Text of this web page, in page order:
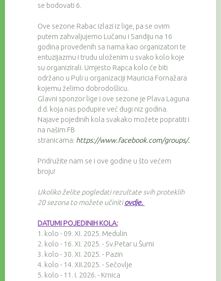
se bodovati 6.
Ove sezone Rabac izlazi iz lige, pa se ovim
putem zahvaljujemo Lučanu i Sandiju na 16
godina provedenih sa nama kao organizatori te
entuzijazmu i trudu uloženim u svako kolo koje
su organizirali. Umjesto Rapca kolo će biti
održano u Puli u organizaciji Mauricia Fornažara
kojemu želimo dobrodošlicu.
Glavni sponzor lige i ove sezone je Plava Laguna
d.d. koja nas podupire već dugi niz godina.
Najave pojedinih kola svakako možete popratiti i
na našim FB
stranicama: https://www.facebook.com/groups/
Pridružite nam se i ove godine u što većem
broju!
Ukoliko želite pogledati rezultate svih proteklih
20 sezona to možete učinitiovdje.
DATUMI POJEDINIH KOLA:
1. kolo - 09. XI. 2025. Medulin
2. kolo - 16. XI. 2025. - Sv.Petar u Šumi
3. kolo - 30. XI. 2025. - Pazin
4. kolo - 14. XII.2025. - Sečovlje
5. kolo - 11. I. 2026. - Krnica